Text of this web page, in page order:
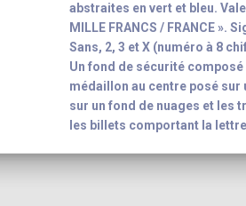
abstraites en vert et bleu.
MILLE FRANCS / FRANCE ».
Sans, 2, 3 et X (numéro à 8
Un fond de sécurité
médaillon au centre posé sur
sur un fond de nuages et les
les billets comportant la